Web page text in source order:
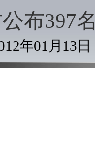
布397
年01月13